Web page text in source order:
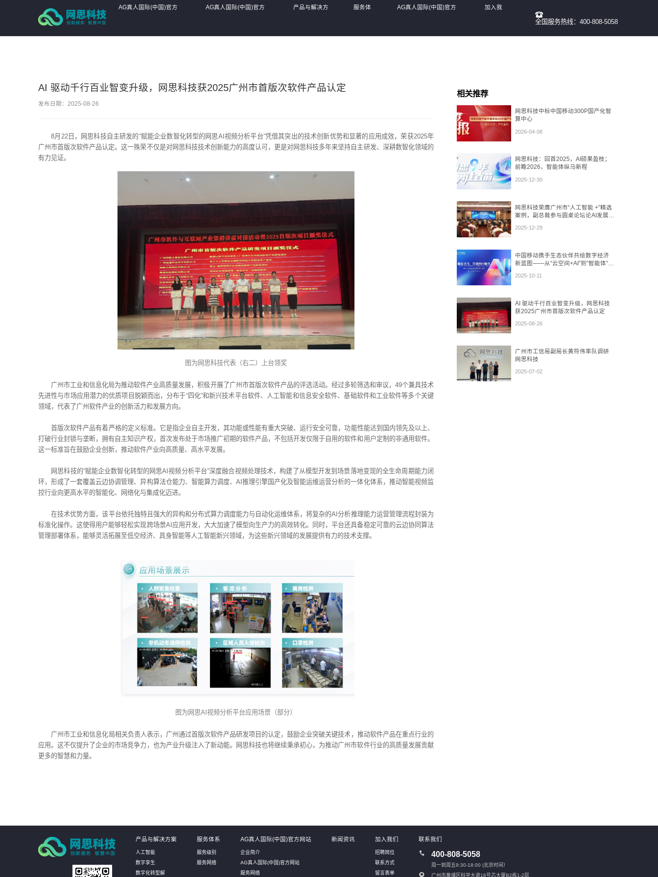
AG真人国际(中国)官方
AG真人国际(中国)官方 产品与解决方 服务体 AG真人国际(中国)官方 加入我
全国服务热线：400-808-5058
AI 驱动千行百业智变升级，网思科技获2025广州市首版次软件产品认定
发布日期：2025-08-26
8月22日，网思科技自主研发的“赋能企业数智化转型的网思AI视频分析平台”凭借其突出的技术创新优势和显著的应用成效，荣获2025年
广州市首版次软件产品认定。这一殊荣不仅是对网思科技技术创新能力的高度认可，更是对网思科技多年来坚持自主研发、深耕数智化领域的
有力见证。
图为网思科技代表（右二）上台领奖
广州市工业和信息化局为推动软件产业高质量发展，积极开展了广州市首版次软件产品的评选活动。经过多轮筛选和审议，49个兼具技术
先进性与市场应用潜力的优质项目脱颖而出，分布于“四化”和新兴技术平台软件、人工智能和信息安全软件、基础软件和工业软件等多个关键
领域，代表了广州软件产业的创新活力和发展方向。
首版次软件产品有着严格的定义标准。它是指企业自主开发，其功能或性能有重大突破、运行安全可靠，功能性能达到国内领先及以上、
打破行业封锁与垄断，拥有自主知识产权，首次发布处于市场推广初期的软件产品，不包括开发仅限于自用的软件和用户定制的非通用软件。
这一标准旨在鼓励企业创新，推动软件产业向高质量、高水平发展。
网思科技的“赋能企业数智化转型的网思AI视频分析平台”深度融合视频处理技术，构建了从模型开发到场景落地变现的全生命周期能力闭
环，形成了一套覆盖云边协调管理、异构算法仓能力、智能算力调度、AI推理引擎国产化及智能运维运营分析的一体化体系，推动智能视频监
控行业向更高水平的智能化、网络化与集成化迈进。
在技术优势方面，该平台依托独特且强大的异构和分布式算力调度能力与自动化运维体系，将复杂的AI分析推理能力运营管理流程封装为
标准化操作。这使得用户能够轻松实现跨场景AI应用开发，大大加速了模型向生产力的高效转化。同时，平台还具备稳定可靠的云边协同算法
管理部署体系，能够灵活拓展至低空经济、具身智能等人工智能新兴领域，为这些新兴领域的发展提供有力的技术支撑。
图为网思AI视频分析平台应用场景（部分）
广州市工业和信息化局相关负责人表示，广州通过首版次软件产品研发项目的认定，鼓励企业突破关键技术，推动软件产品在重点行业的
应用。这不仅提升了企业的市场竞争力，也为产业升级注入了新动能。网思科技也将继续秉承初心，为推动广州市软件行业的高质量发展贡献
更多的智慧和力量。
相关推荐
网思科技中标中国移动300P国产化智
算中心
2026-04-08
网思科技：回首2025，AI硕果盈枝；
前瞻2026，智能体纵马新程
2025-12-30
网思科技荣膺广州市“人工智能 +”精选
案例，副总裁参与圆桌论坛论AI发展态
2025-12-29
中国移动携手生态伙伴共绘数字经济
新蓝图——从“云空间+AI”到“智能体”，
2025-10-11
AI 驱动千行百业智变升级，网思科技
获2025广州市首版次软件产品认定
2025-08-26
广州市工信局副局长黄符伟率队调研
网思科技
2025-07-02
产品与解决方案
人工智能
数字孪生
数字化转型解
服务体系
服务级别
服务网络
AG真人国际(中国)官方网站
企业简介
AG真人国际(中国)官方网站
服务网络
新闻资讯 加入我们
招聘岗位
联系方式
留言表单
联系我们
400-808-5058
周一到周五9:30-18:00 (北京时间）
广州市黄埔区科学大道18号芯大厦B2栋1-2层